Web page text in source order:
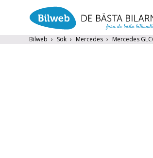
Bilweb Sök Mercedes Mercedes